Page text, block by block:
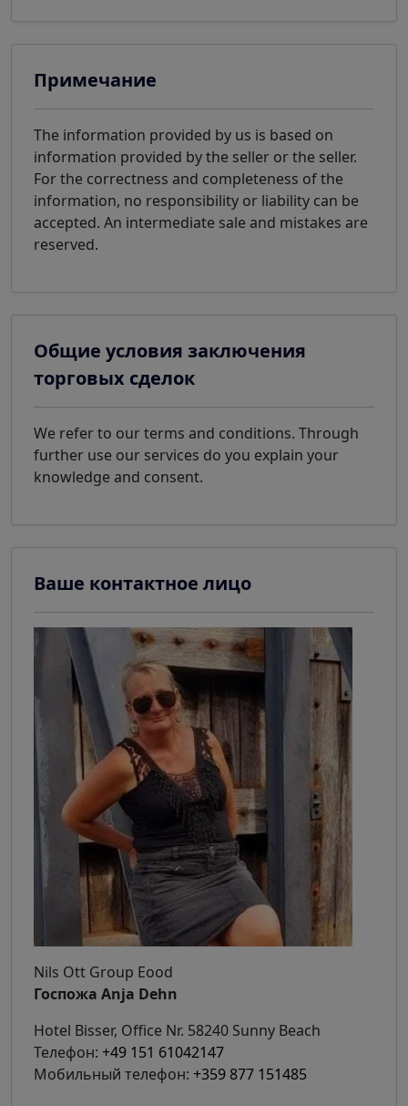
Примечание
The information provided by us is based on
information provided by the seller or the seller.
For the correctness and completeness of the
information, no responsibility or liability can be
accepted. An intermediate sale and mistakes are
reserved.
Общие условия заключения
торговых сделок
We refer to our terms and conditions. Through
further use our services do you explain your
knowledge and consent.
Ваше контактное лицо
Nils Ott Group Eood
Госпожа Anja Dehn
Hotel Bisser, Office Nr. 58240 Sunny Beach
Телефон: +49 151 61042147
Мобильный телефон: +359 877 151485